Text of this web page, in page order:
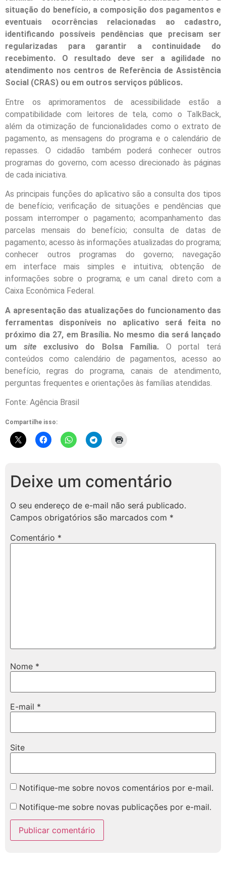
situação do benefício, a composição dos pagamentos e
eventuais ocorrências relacionadas ao cadastro,
identificando possíveis pendências que precisam ser
regularizadas para garantir a continuidade do
recebimento. O resultado deve ser a agilidade no
atendimento nos centros de Referência de Assistência
Social (CRAS) ou em outros serviços públicos.
Entre os aprimoramentos de acessibilidade estão a
compatibilidade com leitores de tela, como o TalkBack,
além da otimização de funcionalidades como o extrato de
pagamento, as mensagens do programa e o calendário de
repasses. O cidadão também poderá conhecer outros
programas do governo, com acesso direcionado às páginas
de cada iniciativa.
As principais funções do aplicativo são a consulta dos tipos
de benefício; verificação de situações e pendências que
possam interromper o pagamento; acompanhamento das
parcelas mensais do benefício; consulta de datas de
pagamento; acesso às informações atualizadas do programa;
conhecer outros programas do governo; navegação
em interface mais simples e intuitiva; obtenção de
informações sobre o programa; e um canal direto com a
Caixa Econômica Federal.
A apresentação das atualizações do funcionamento das
ferramentas disponíveis no aplicativo será feita no
próximo dia 27, em Brasília. No mesmo dia será lançado
um siteexclusivo do Bolsa Família.O portal terá
conteúdos como calendário de pagamentos, acesso ao
benefício, regras do programa, canais de atendimento,
perguntas frequentes e orientações às famílias atendidas.
Fonte: Agência Brasil
Compartilhe isso:
Deixe um comentário
O seu endereço de e-mail não será publicado.
Campos obrigatórios são marcados com *
Comentário *
Nome *
E-mail *
Site
Notifique-me sobre novos comentários por e-mail.
Notifique-me sobre novas publicações por e-mail.